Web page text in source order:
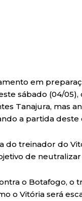
em
sábado (04/
Tanajura, mas
a partida deste
do treinador do
de
o Botafogo,
o Vitória será